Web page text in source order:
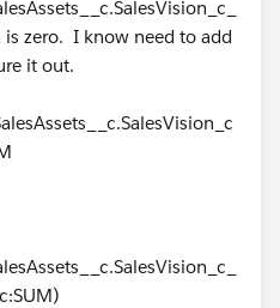
is zero. I know need to add
it out.